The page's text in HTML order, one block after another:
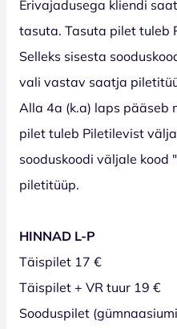
Erivajadusega kliendi
tasuta. Tasuta pilet tuleb
Selleks sisesta
vali vastav saatja
Alla 4a (k.a) laps pääseb
pilet tuleb Piletilevist
sooduskoodi väljale kood "
piletitüüp.
HINNAD L-P
Täispilet 17 €
Täispilet + VR tuur 19 €
Sooduspilet